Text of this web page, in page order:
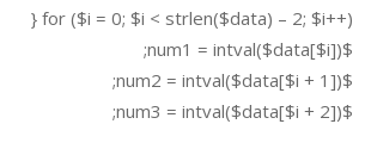
for ($i = 0; $i < strlen($data) – 2; $i++) {
$num1 = intval($data[$i]);
$num2 = intval($data[$i + 1]);
$num3 = intval($data[$i + 2]);